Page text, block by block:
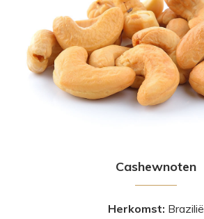
Cashewnoten
Herkomst: Brazilië